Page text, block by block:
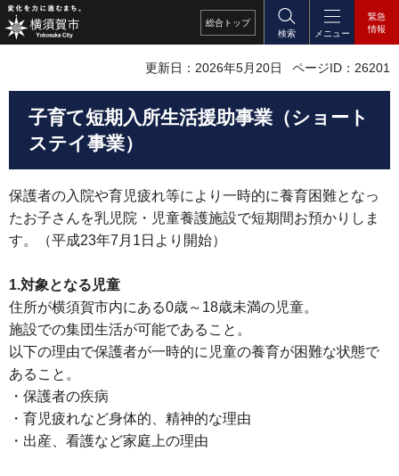
総合 トップ
検索
メニュー
緊急
情報
更新日：2026年5月20日 ページID：26201
子育て短期入所生活援助事業（ショート
ステイ事業）
保護者の入院や育児疲れ等により一時的に養育困難となっ
たお子さんを乳児院・児童養護施設で短期間お預かりしま
す。（平成23年7月1日より開始）
1.対象となる児童
住所が横須賀市内にある0歳～18歳未満の児童。
施設での集団生活が可能であること。
以下の理由で保護者が一時的に児童の養育が困難な状態で
あること。
・保護者の疾病
・育児疲れなど身体的、精神的な理由
・出産、看護など家庭上の理由